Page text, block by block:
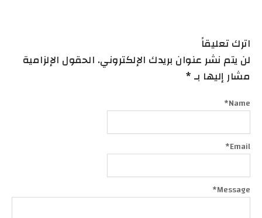
اترك تعليقاً
لن يتم نشر عنوان بريدك الإلكتروني. الحقول الإلزامية
مشار إليها بـ *
Message
*
Name
*
Email
*
Alternative: